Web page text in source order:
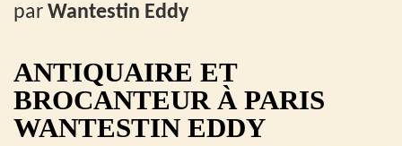
par Wantestin Eddy
ANTIQUAIRE ET
BROCANTEUR À PARIS
WANTESTIN EDDY